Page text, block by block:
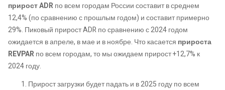
прирост ADR по всем городам России составит в среднем
12,4% (по сравнению с прошлым годом) и составит примерно
29%. Пиковый прирост ADR по сравнению с 2024 годом
ожидается в апреле, в мае и в ноябре. Что касается прироста
REVPAR по всем городам, то мы ожидаем прирост +12,7% к
2024 году.
Прирост загрузки будет падать и в 2025 году по всем